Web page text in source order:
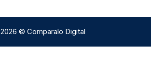
2026 © Comparalo Digital